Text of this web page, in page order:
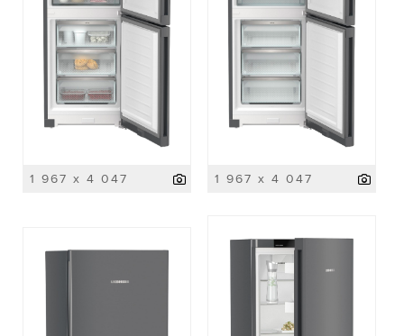
1 967 x 4 047 1 967 x 4 047